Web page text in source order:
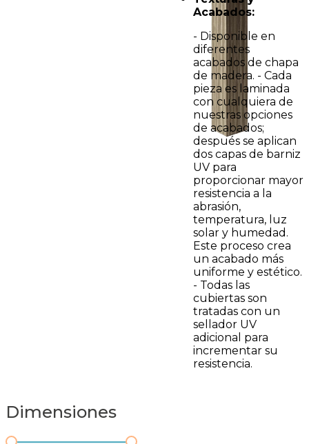
Acabados:
- Disponible en
diferentes
acabados de chapa
de madera. - Cada
pieza es laminada
con cualquiera de
nuestras opciones
de acabados;
después se aplican
dos capas de barniz
UV para
proporcionar mayor
resistencia a la
abrasión,
temperatura, luz
solar y humedad.
Este proceso crea
un acabado más
uniforme y estético.
- Todas las
cubiertas son
tratadas con un
sellador UV
adicional para
incrementar su
resistencia.
Dimensiones